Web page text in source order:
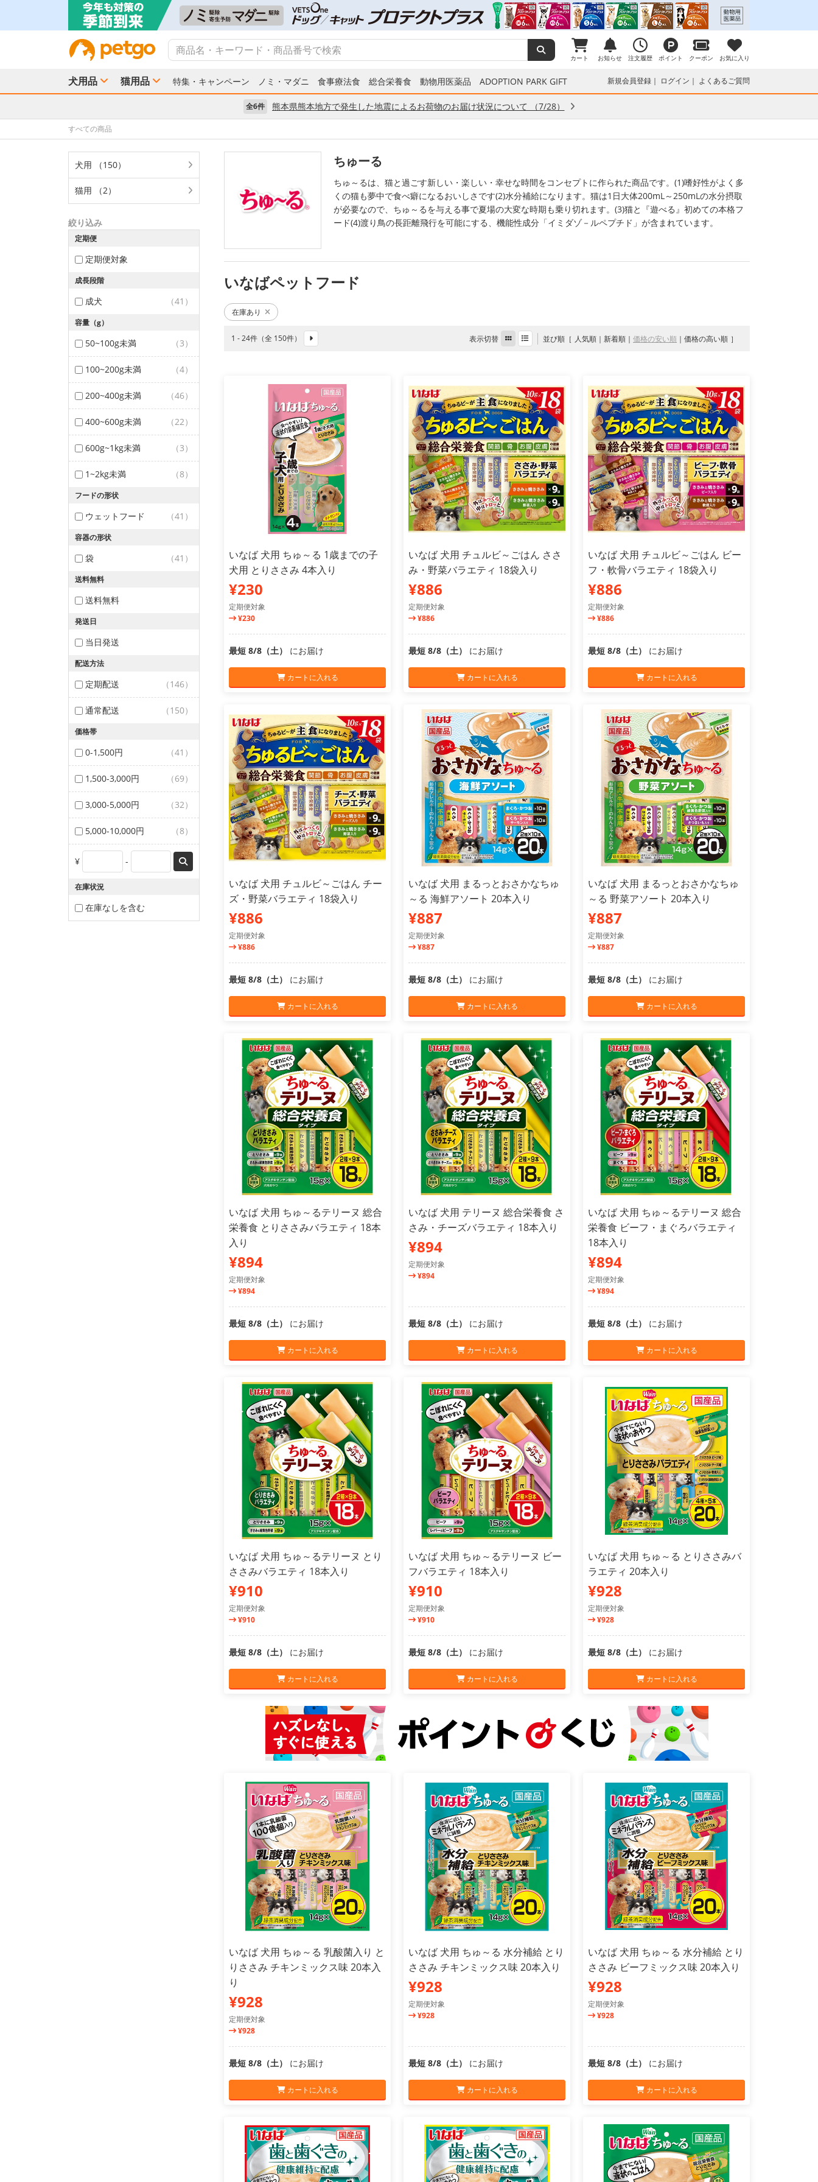
カート お知らせ 注文履歴 ポイント クーポン お気に入り
犬用品 猫用品 特集・キャンペーン ノミ・マダニ 食事療法食 総合栄養食 動物用医薬品 ADOPTION PARK GIFT 新規会員登録 ログイン よくあるご質問
全6件 熊本県熊本地方で発生した地震によるお荷物のお届け状況について （7/28）
すべての商品
犬用 （150）
猫用 （2）
絞り込み
定期便
定期便対象
成長段階
成犬 （41）
容量（g）
50~100g未満 （3）
100~200g未満 （4）
200~400g未満 （46）
400~600g未満 （22）
600g~1kg未満 （3）
1~2kg未満 （8）
フードの形状
ウェットフード （41）
容器の形状
袋 （41）
送料無料
送料無料
発送日
当日発送
配送方法
定期配送 （146）
通常配送 （150）
価格帯
0-1,500円 （41）
1,500-3,000円 （69）
3,000-5,000円 （32）
5,000-10,000円 （8）
¥ -
在庫状況
在庫なしを含む
ちゅーる
ちゅ～るは、猫と過ごす新しい・楽しい・幸せな時間をコンセプトに作られた商品です。(1)嗜好性がよく多
くの猫も夢中で食べ癖になるおいしさです(2)水分補給になります。猫は1日大体200mL～250mLの水分摂取
が必要なので、ちゅ～るを与える事で夏場の大変な時期も乗り切れます。(3)猫と『遊べる』初めての本格フ
ード(4)渡り鳥の長距離飛行を可能にする、機能性成分「イミダゾ－ルペプチド」が含まれています。
いなばペットフード
在庫あり
1 - 24件（全 150件） 表示切替 並び順 人気順 新着順 価格の安い順 価格の高い順
いなば 犬用 ちゅ～る 1歳までの子
犬用 とりささみ 4本入り
¥230
定期便対象
¥230
最短 8/8（土） にお届け
カートに入れる
いなば 犬用 チュルビ～ごはん ささ
み・野菜バラエティ 18袋入り
¥886
定期便対象
¥886
最短 8/8（土） にお届け
カートに入れる
いなば 犬用 チュルビ～ごはん ビー
フ・軟骨バラエティ 18袋入り
¥886
定期便対象
¥886
最短 8/8（土） にお届け
カートに入れる
いなば 犬用 チュルビ～ごはん チー
ズ・野菜バラエティ 18袋入り
¥886
定期便対象
¥886
最短 8/8（土） にお届け
カートに入れる
いなば 犬用 まるっとおさかなちゅ
～る 海鮮アソート 20本入り
¥887
定期便対象
¥887
最短 8/8（土） にお届け
カートに入れる
いなば 犬用 まるっとおさかなちゅ
～る 野菜アソート 20本入り
¥887
定期便対象
¥887
最短 8/8（土） にお届け
カートに入れる
いなば 犬用 ちゅ～るテリーヌ 総合
栄養食 とりささみバラエティ 18本
入り
¥894
定期便対象
¥894
最短 8/8（土） にお届け
カートに入れる
いなば 犬用 テリーヌ 総合栄養食 さ
さみ・チーズバラエティ 18本入り
¥894
定期便対象
¥894
最短 8/8（土） にお届け
カートに入れる
いなば 犬用 ちゅ～るテリーヌ 総合
栄養食 ビーフ・まぐろバラエティ
18本入り
¥894
定期便対象
¥894
最短 8/8（土） にお届け
カートに入れる
いなば 犬用 ちゅ～るテリーヌ とり
ささみバラエティ 18本入り
¥910
定期便対象
¥910
最短 8/8（土） にお届け
カートに入れる
いなば 犬用 ちゅ～るテリーヌ ビー
フバラエティ 18本入り
¥910
定期便対象
¥910
最短 8/8（土） にお届け
カートに入れる
いなば 犬用 ちゅ～る とりささみバ
ラエティ 20本入り
¥928
定期便対象
¥928
最短 8/8（土） にお届け
カートに入れる
いなば 犬用 ちゅ～る 乳酸菌入り と
りささみ チキンミックス味 20本入
り
¥928
定期便対象
¥928
最短 8/8（土） にお届け
カートに入れる
いなば 犬用 ちゅ～る 水分補給 とり
ささみ チキンミックス味 20本入り
¥928
定期便対象
¥928
最短 8/8（土） にお届け
カートに入れる
いなば 犬用 ちゅ～る 水分補給 とり
ささみ ビーフミックス味 20本入り
¥928
定期便対象
¥928
最短 8/8（土） にお届け
カートに入れる